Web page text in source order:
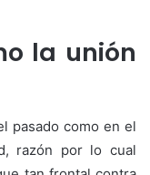
la unión
pasado como en el
razón por lo cual